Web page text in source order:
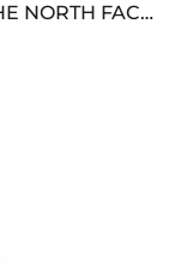
ノースフェイス 偽物 ダウン人気【THE NORTH FACE】M'S 7 SUMMIT HIM...